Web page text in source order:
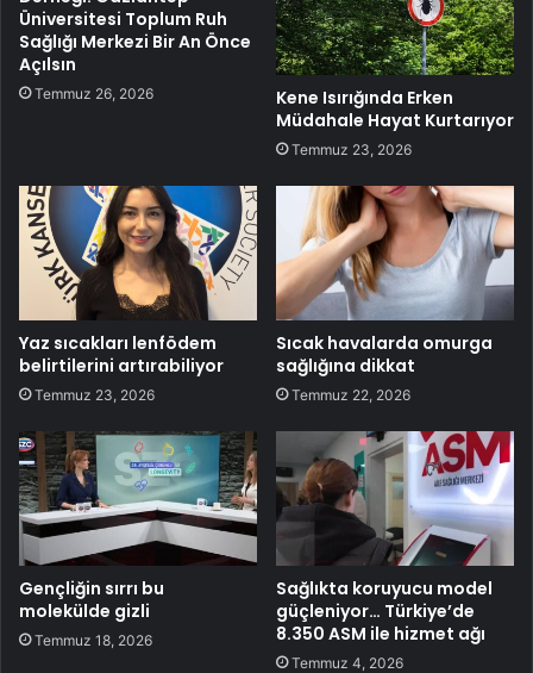
Üniversitesi Toplum Ruh
Sağlığı Merkezi Bir An Önce
Açılsın
Temmuz 26, 2026
Kene Isırığında Erken
Müdahale Hayat Kurtarıyor
Temmuz 23, 2026
Yaz sıcakları lenfödem
belirtilerini artırabiliyor
Temmuz 23, 2026
Sıcak havalarda omurga
sağlığına dikkat
Temmuz 22, 2026
Gençliğin sırrı bu
molekülde gizli
Temmuz 18, 2026
Sağlıkta koruyucu model
güçleniyor… Türkiye’de
8.350 ASM ile hizmet ağı
Temmuz 4, 2026